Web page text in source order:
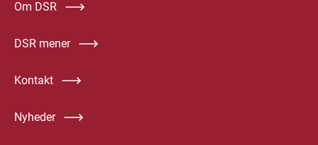
Om DSR
DSR mener
Kontakt
Nyheder